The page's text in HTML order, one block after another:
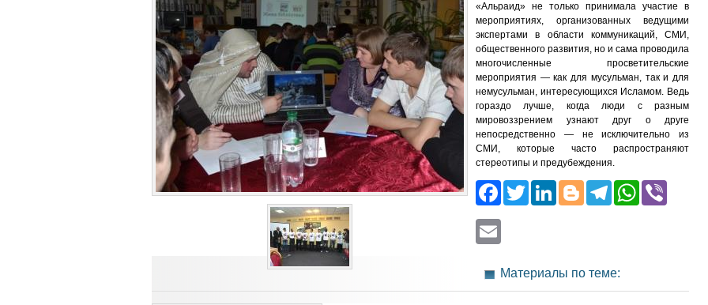
«Альраид» не только принимала участие в
мероприятиях, организованных ведущими
экспертами в области коммуникаций, СМИ,
общественного развития, но и сама проводила
многочисленные просветительские
мероприятия — как для мусульман, так и для
немусульман, интересующихся Исламом. Ведь
гораздо лучше, когда люди с разным
мировоззрением узнают друг о друге
непосредственно — не исключительно из
СМИ, которые часто распространяют
стереотипы и предубеждения.
Facebook
Twitter
LinkedIn
Blogger
Telegram
Материалы по теме: